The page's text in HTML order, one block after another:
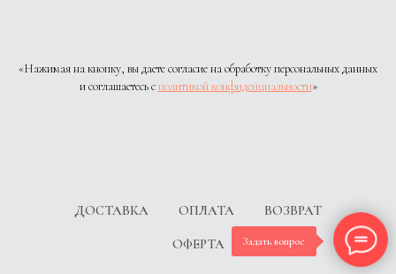
Задать вопрос
«Нажимая на кнопку, вы даете согласие на обработку персональных данных
и соглашаетесь cполитикой конфиденциальности»
ДОСТАВКА ОПЛАТА ВОЗВРАТ
ОФЕРТА